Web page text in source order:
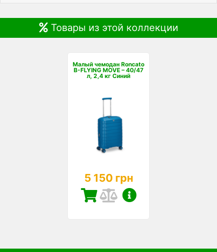
Товары из этой коллекции
Малый чемодан Roncato
B-FLYING MOVE – 40/47
л, 2,4 кг Синий
5 150 грн